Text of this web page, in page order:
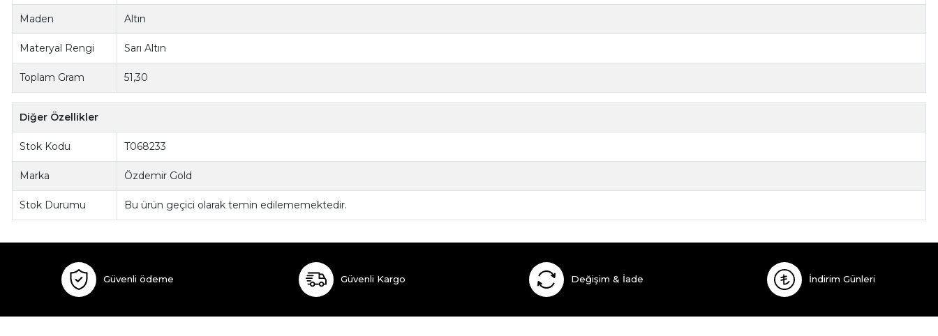
Maden Altın
Materyal Rengi Sarı Altın
Toplam Gram 51,30
Diğer Özellikler
Stok Kodu T068233
Marka Özdemir Gold
Stok Durumu Bu ürün geçici olarak temin edilememektedir.
Güvenli ödeme Güvenli Kargo Değişim & İade İndirim Günleri